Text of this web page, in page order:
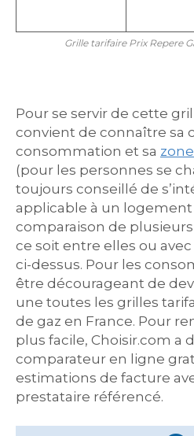
Grille tarifaire Prix Repere
Pour se servir de cette
convient de connaître sa
consommation et sa
(pour les personnes se
toujours conseillé de
applicable à un logement
comparaison de
ce soit entre elles ou
ci-dessus. Pour les
être décourageant de
une toutes les grilles
de gaz en France. Pour
plus facile, Choisir.com a
comparateur en ligne
estimations de facture
prestataire référencé.